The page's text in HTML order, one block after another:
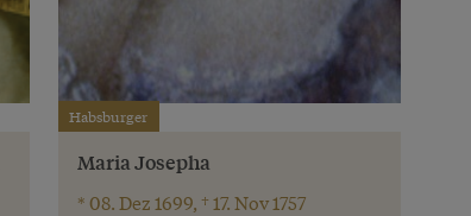
Habsburger
Maria Josepha
* 08. Dez 1699, † 17. Nov 1757